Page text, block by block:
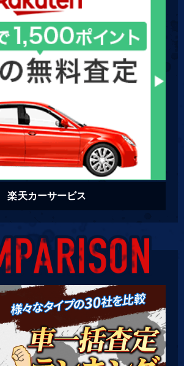
楽天カーサービス